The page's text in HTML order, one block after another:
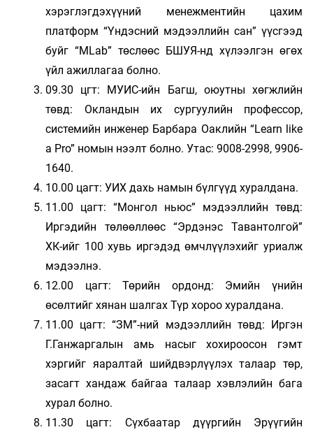
хэрэглэгдэхүүний менежментийн цахим
платформ “Үндэсний мэдээллийн сан” үүсгээд
буйг “MLab” төслөөс БШУЯ-нд хүлээлгэн өгөх
үйл ажиллагаа болно.
09.30 цгт: МУИС-ийн Багш, оюутны хөгжлийн
төвд: Окландын их сургуулийн профессор,
системийн инженер Барбара Оаклийн “Learn like
a Pro” номын нээлт болно. Утас: 9008-2998, 9906-
1640.
10.00 цагт: УИХ дахь намын бүлгүүд хуралдана.
11.00 цагт: “Монгол ньюс” мэдээллийн төвд:
Иргэдийн төлөөллөөс “Эрдэнэс Тавантолгой”
ХК-ийг 100 хувь иргэдэд өмчлүүлэхийг уриалж
мэдээлнэ.
12.00 цагт: Төрийн ордонд: Эмийн үнийн
өсөлтийг хянан шалгах Түр хороо хуралдана.
11.00 цагт: “ЗМ”-ний мэдээллийн төвд: Иргэн
Г.Ганжаргалын амь насыг хохироосон гэмт
хэргийг яаралтай шийдвэрлүүлэх талаар төр,
засагт хандаж байгаа талаар хэвлэлийн бага
хурал болно.
11.30 цагт: Сүхбаатар дүүргийн Эрүүгийн